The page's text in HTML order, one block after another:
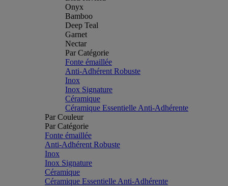
Onyx
Bamboo
Deep Teal
Garnet
Nectar
Par Catégorie
Fonte émaillée
Anti-Adhérent Robuste
Inox
Inox Signature
Céramique
Céramique Essentielle Anti-Adhérente
Par Couleur
Par Catégorie
Fonte émaillée
Anti-Adhérent Robuste
Inox
Inox Signature
Céramique
Céramique Essentielle Anti-Adhérente